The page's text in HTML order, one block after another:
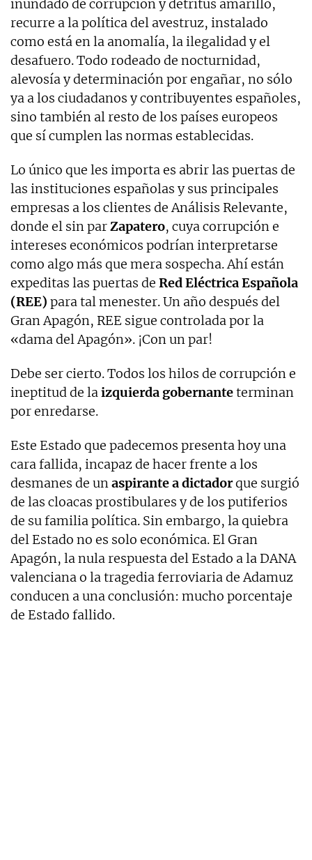
inundado de corrupción y detritus amarillo,
recurre a la política del avestruz, instalado
como está en la anomalía, la ilegalidad y el
desafuero. Todo rodeado de nocturnidad,
alevosía y determinación por engañar, no sólo
ya a los ciudadanos y contribuyentes españoles,
sino también al resto de los países europeos
que sí cumplen las normas establecidas.
Lo único que les importa es abrir las puertas de
las instituciones españolas y sus principales
empresas a los clientes de Análisis Relevante,
donde el sin parZapatero, cuya corrupción e
intereses económicos podrían interpretarse
como algo más que mera sospecha. Ahí están
expeditas las puertas de Red Eléctrica Española
(REE) para tal menester. Un año después del
Gran Apagón, REE sigue controlada por la
«dama del Apagón». ¡Con un par!
Debe ser cierto. Todos los hilos de corrupción e
ineptitud de laizquierda gobernanteterminan
por enredarse.
Este Estado que padecemos presenta hoy una
cara fallida, incapaz de hacer frente a los
desmanes de unaspirante a dictadorque surgió
de las cloacas prostibulares y de los putiferios
de su familia política. Sin embargo, la quiebra
del Estado no es solo económica. El Gran
Apagón, la nula respuesta del Estado a la DANA
valenciana o la tragedia ferroviaria de Adamuz
conducen a una conclusión: mucho porcentaje
de Estado fallido.